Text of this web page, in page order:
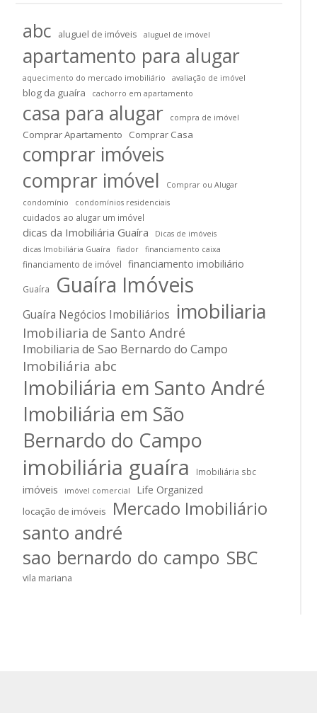
abc aluguel de imóveis aluguel de imóvel
apartamento para alugar
aquecimento do mercado imobiliário avaliação de imóvel
blog da guaíra cachorro em apartamento
casa para alugar compra de imóvel
Comprar Apartamento Comprar Casa
comprar imóveis
comprar imóvel
Comprar ou Alugar
condomínio
condomínios residenciais
cuidados ao alugar um imóvel
dicas da Imobiliária Guaíra
Dicas de imóveis
dicas Imobiliária Guaíra
fiador financiamento caixa
financiamento de imóvel financiamento imobiliário
Guaíra Guaíra Imóveis
Guaíra Negócios Imobiliários imobiliaria
Imobiliaria de Santo André
Imobiliaria de Sao Bernardo do Campo
Imobiliária abc
Imobiliária em Santo André
Imobiliária em São
Bernardo do Campo
imobiliária guaíra Imobiliária sbc
imóveis imóvel comercial Life Organized
locação de imóveis Mercado Imobiliário
santo andré
sao bernardo do campo SBC
vila mariana